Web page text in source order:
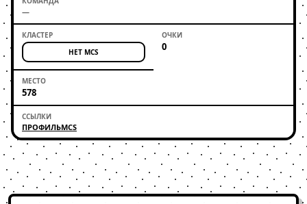
—
НЕТ MCS 0
578
ПРОФИЛЬMCS